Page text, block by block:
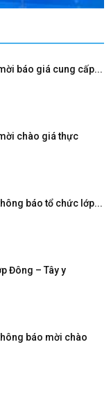
báo giá cung cấp...
chào giá thực
báo tổ chức lớp...
Đông – Tây y
báo mời chào